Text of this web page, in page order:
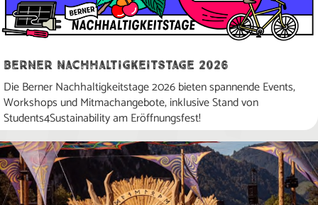
Berner Nachhaltigkeitstage 2026
Die Berner Nachhaltigkeitstage 2026 bieten spannende Events,
Workshops und Mitmachangebote, inklusive Stand von
Students4Sustainability am Eröffnungsfest!